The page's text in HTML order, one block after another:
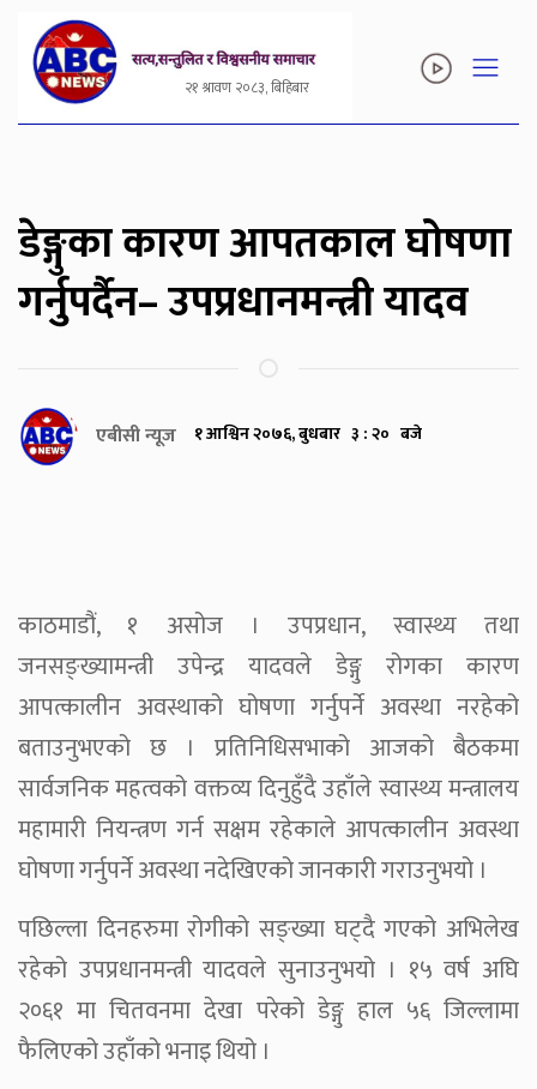
२१ श्रावण २०८३, बिहिबार
डेङ्गुका कारण आपतकाल घोषणा
गर्नुपर्दैन– उपप्रधानमन्त्री यादव
एबीसी न्यूज १ आश्विन २०७६, बुधबार ३ : २० बजे
काठमाडौं, १ असोज । उपप्रधान, स्वास्थ्य तथा
जनसङ्ख्यामन्त्री उपेन्द्र यादवले डेङ्गु रोगका कारण
आपत्कालीन अवस्थाको घोषणा गर्नुपर्ने अवस्था नरहेको
बताउनुभएको छ । प्रतिनिधिसभाको आजको बैठकमा
सार्वजनिक महत्वको वक्तव्य दिनुहुँदै उहाँले स्वास्थ्य मन्त्रालय
महामारी नियन्त्रण गर्न सक्षम रहेकाले आपत्कालीन अवस्था
घोषणा गर्नुपर्ने अवस्था नदेखिएको जानकारी गराउनुभयो ।
पछिल्ला दिनहरुमा रोगीको सङ्ख्या घट्दै गएको अभिलेख
रहेको उपप्रधानमन्त्री यादवले सुनाउनुभयो । १५ वर्ष अघि
२०६१ मा चितवनमा देखा परेको डेङ्गु हाल ५६ जिल्लामा
फैलिएको उहाँको भनाइ थियो ।